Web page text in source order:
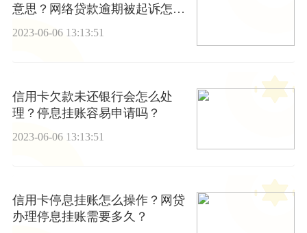
意思？网络贷款逾期被起诉怎么
还钱？
2023-06-06 13:13:51
信用卡欠款未还银行会怎么处
理？停息挂账容易申请吗？
2023-06-06 13:13:51
信用卡停息挂账怎么操作？网贷
办理停息挂账需要多久？